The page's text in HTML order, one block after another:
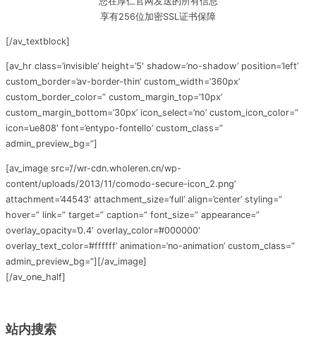
享有256位加密SSL证书保障
[/av_textblock]
[av_hr class=’invisible’ height=’5′ shadow=’no-shadow’ position=’left’
custom_border=’av-border-thin’ custom_width=’360px’
custom_border_color=” custom_margin_top=’10px’
custom_margin_bottom=’30px’ icon_select=’no’ custom_icon_color=”
icon=’ue808′ font=’entypo-fontello’ custom_class=”
admin_preview_bg=”]
[av_image src=’//wr-cdn.wholeren.cn/wp-
content/uploads/2013/11/comodo-secure-icon_2.png’
attachment=’44543′ attachment_size=’full’ align=’center’ styling=”
hover=” link=” target=” caption=” font_size=” appearance=”
overlay_opacity=’0.4′ overlay_color=’#000000′
overlay_text_color=’#ffffff’ animation=’no-animation’ custom_class=”
admin_preview_bg=”][/av_image]
[/av_one_half]
站内搜索